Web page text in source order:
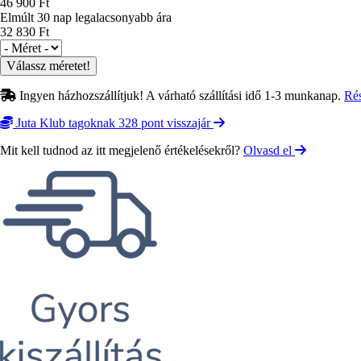
Elmúlt 30 nap legalacsonyabb ára
32 830 Ft
Méret
Ingyen házhozszállítjuk! A várható szállítási idő 1-3 munkanap.
Juta Klub tagoknak 328 pont visszajár
Mit kell tudnod az itt megjelenő értékelésekről? Olvasd el